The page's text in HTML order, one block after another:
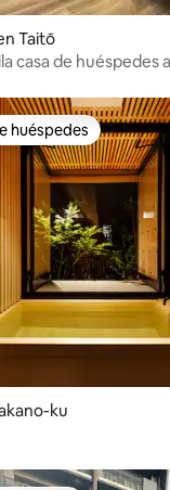
Taitō
casa de huéspedes
Favorito entre
huéspedes
ku